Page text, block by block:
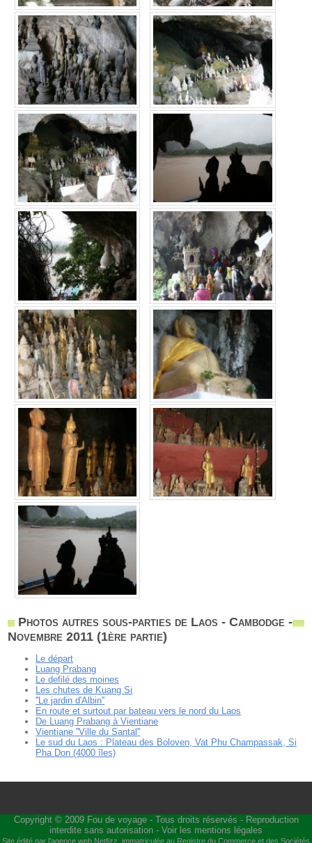
Photos autres sous-parties de Laos - Cambodge -
Novembre 2011 (1ère partie)
Le départ
Luang Prabang
Le defilé des moines
Les chutes de Kuang Si
''Le jardin d'Albin''
En route et surtout par bateau vers le nord du Laos
De Luang Prabang à Vientiane
Vientiane ''Ville du Santal''
Le sud du Laos : Plateau des Boloven, Vat Phu Champassak, Si
Pha Don (4000 îles)
Copyright © 2009 Fou de voyage- Tous droits réservés - Reproduction
interdite sans autorisation - Voir les mentions légales
Site édité par l'agence web Netfizz , immatriculée au Registre du Commerce et des Sociétés